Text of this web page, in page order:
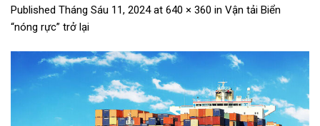
Published Tháng Sáu 11, 2024at 640 × 360 in Vận tải Biển
“nóng rực” trở lại